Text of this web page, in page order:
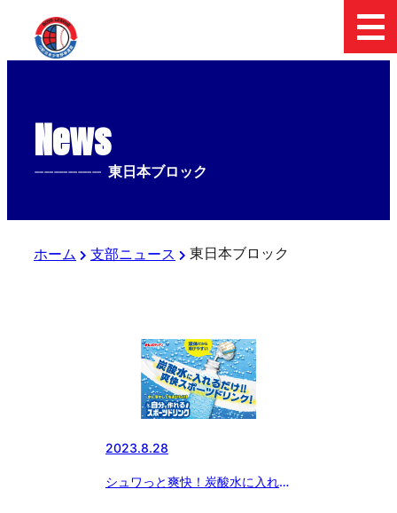
News
-------------- 東日本ブロック
ホーム 支部ニュース 東日本ブロック
2023.8.28
シュワっと爽快！炭酸水に入れる